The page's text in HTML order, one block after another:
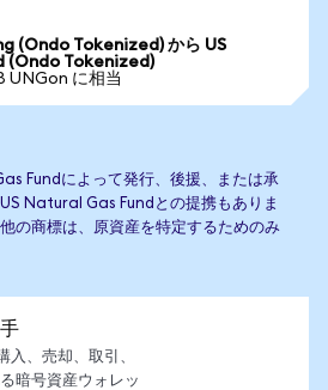
(Ondo Tokenized) から US
(Ondo Tokenized)
UNGon に相当
Fundによって発行、後援、または承
Natural Gas Fundとの提携もありま
の商標は、原資産を特定するためのみ
、売却、取引、
暗号資産ウォレッ